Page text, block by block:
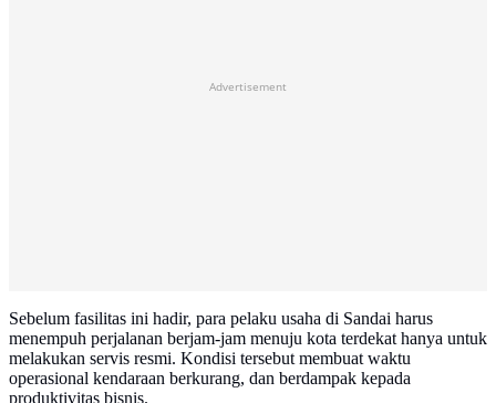
Advertisement
Sebelum fasilitas ini hadir, para pelaku usaha di Sandai harus
menempuh perjalanan berjam-jam menuju kota terdekat hanya untuk
melakukan servis resmi. Kondisi tersebut membuat waktu
operasional kendaraan berkurang, dan berdampak kepada
produktivitas bisnis.